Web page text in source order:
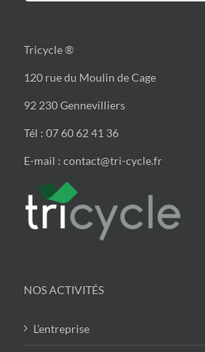
Tricycle ®
120 rue du Moulin de Cage
92 230 Gennevilliers
Tél : 07 60 62 41 36
E-mail : contact@tri-cycle.fr
NOS ACTIVITÉS
L’entreprise